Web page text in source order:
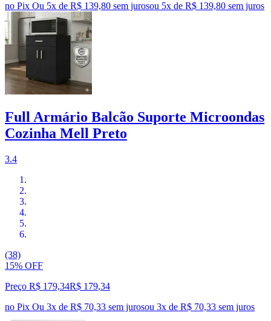
no Pix Ou 5x de R$ 139,80 sem jurosou 5x de R$ 139,80 sem juros
Full Armário Balcão Suporte Microondas
Cozinha Mell Preto
3.4
(38)
15% OFF
Preço R$ 179,34R$ 179,34
no Pix Ou 3x de R$ 70,33 sem jurosou 3x de R$ 70,33 sem juros